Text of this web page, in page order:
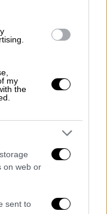
my
the
on web or
sent to
η σχέση
βάση της
αυτήν την
της
πλέον.
μου
για να
να
μου έθεσαν οι
σαφές από